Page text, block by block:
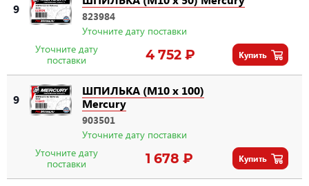
9
823984
Уточните дату поставки
Уточните дату
поставки
4 752 ₽ Купить
9
ШПИЛЬКА (M10 x 100)
Mercury
903501
Уточните дату поставки
Уточните дату
поставки
1 678 ₽ Купить